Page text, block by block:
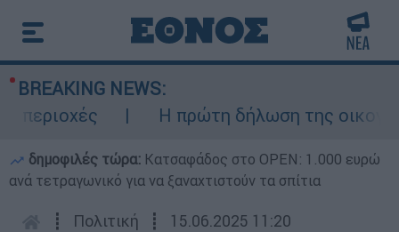
BREAKING NEWS:
Η πρώτη δήλωση της
δημοφιλές τώρα: Κατσαφάδος στο OPEN: 1.000 ευρώ
ανά τετραγωνικό για να ξαναχτιστούν τα σπίτια
┋ Πολιτική ┋ 15.06.2025 11:20